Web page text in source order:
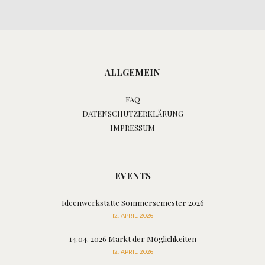
ALLGEMEIN
FAQ
DATENSCHUTZERKLÄRUNG
IMPRESSUM
EVENTS
Ideenwerkstätte Sommersemester 2026
12. APRIL 2026
14.04. 2026 Markt der Möglichkeiten
12. APRIL 2026